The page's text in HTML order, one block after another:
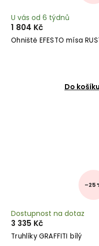
Ohniště EFESTO mísa
U vás od 6 týdnů
1 804 Kč
Do košíku
–25
Truhlíky GRAFFITI bílý
Dostupnost na dotaz
3 335 Kč